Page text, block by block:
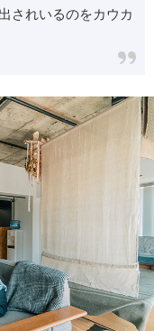
されいるのをカウカ